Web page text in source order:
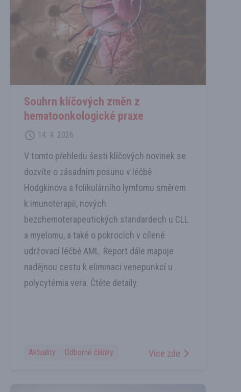
Souhrn klíčových změn z
hematoonkologické praxe
14. 4. 2026
V tomto přehledu šesti klíčových novinek se
dozvíte o zásadním posunu v léčbě
Hodgkinova a folikulárního lymfomu směrem
k imunoterapii, nových
bezchemoterapeutických standardech u CLL
a myelomu, a také o pokrocích v cílené
udržovací léčbě AML. Report dále mapuje
nadějnou cestu k eliminaci venepunkcí u
polycytémia vera. Čtěte detaily.
Aktuality Odborné články Více zde